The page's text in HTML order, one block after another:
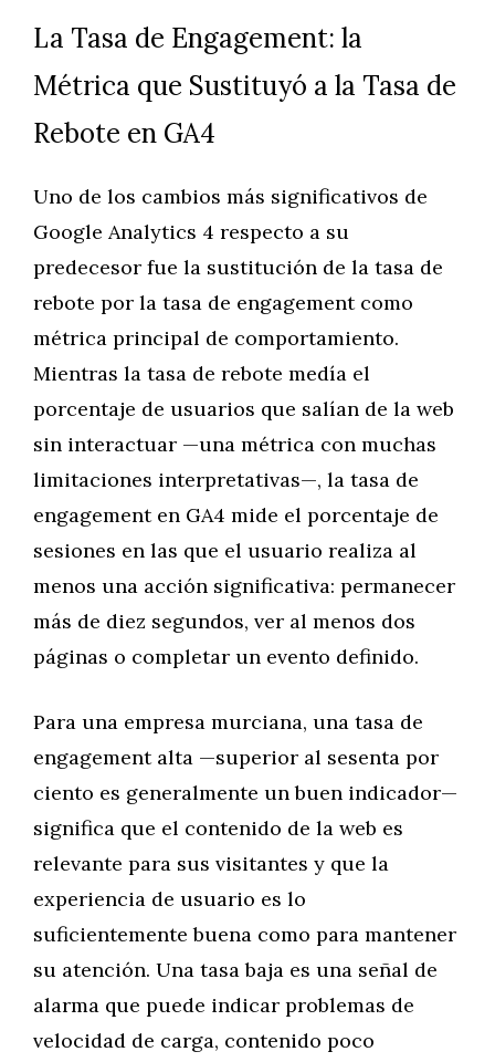
La Tasa de Engagement: la
Métrica que Sustituyó a la Tasa de
Rebote en GA4
Uno de los cambios más significativos de
Google Analytics 4 respecto a su
predecesor fue la sustitución de la tasa de
rebote por la tasa de engagement como
métrica principal de comportamiento.
Mientras la tasa de rebote medía el
porcentaje de usuarios que salían de la web
sin interactuar —una métrica con muchas
limitaciones interpretativas—, la tasa de
engagement en GA4 mide el porcentaje de
sesiones en las que el usuario realiza al
menos una acción significativa: permanecer
más de diez segundos, ver al menos dos
páginas o completar un evento definido.
Para una empresa murciana, una tasa de
engagement alta —superior al sesenta por
ciento es generalmente un buen indicador—
significa que el contenido de la web es
relevante para sus visitantes y que la
experiencia de usuario es lo
suficientemente buena como para mantener
su atención. Una tasa baja es una señal de
alarma que puede indicar problemas de
velocidad de carga, contenido poco